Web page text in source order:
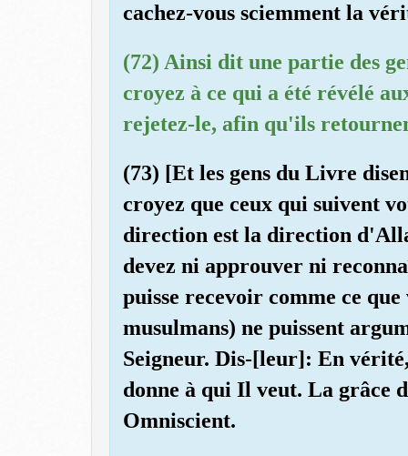
cachez-vous sciemment la
(72) Ainsi dit une partie des
croyez à ce qui a été révélé
rejetez-le, afin qu'ils
(73) [Et les gens du Livre
croyez que ceux qui suivent
direction est la direction
devez ni approuver ni
puisse recevoir comme ce
musulmans) ne puissent
Seigneur. Dis-[leur]: En
donne à qui Il veut. La grâce
Omniscient.